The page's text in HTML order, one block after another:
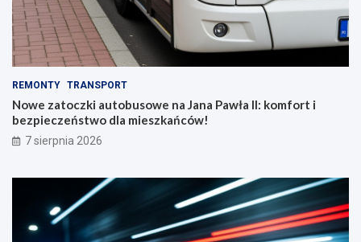
REMONTY TRANSPORT
Nowe zatoczki autobusowe na Jana Pawła II: komfort i
bezpieczeństwo dla mieszkańców!
7 sierpnia 2026